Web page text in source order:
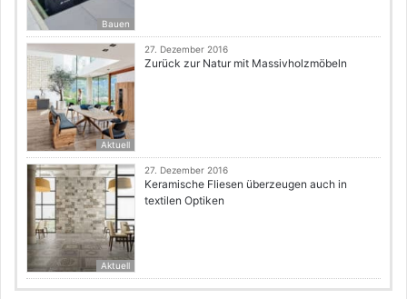
Bauen
Aktuell
27. Dezember 2016
Zurück zur Natur mit Massivholzmöbeln
Aktuell
27. Dezember 2016
Keramische Fliesen überzeugen auch in
textilen Optiken